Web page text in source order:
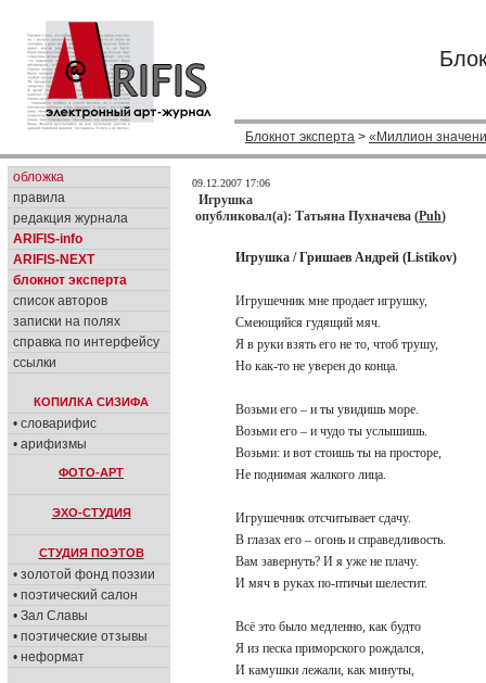
Блокнот эксперта > «Миллион
обложка
правила
редакция журнала
ARIFIS-info
ARIFIS-NEXT
блокнот эксперта
список авторов
записки на полях
справка по интерфейсу
ссылки
КОПИЛКА СИЗИФА
• словарифис
• арифизмы
ФОТО-АРТ
ЭХО-СТУДИЯ
СТУДИЯ ПОЭТОВ
• золотой фонд поэзии
• поэтический салон
• Зал Славы
• поэтические отзывы
• неформат
09.12.2007 17:06
Игрушка
опубликовал(а): Татьяна Пухначева (Puh)
Игрушка / Гришаев Андрей (Listikov)
Игрушечник мне продает игрушку,
Смеющийся гудящий мяч.
Я в руки взять его не то, чтоб трушу,
Но как-то не уверен до конца.
Возьми его – и ты увидишь море.
Возьми его – и чудо ты услышишь.
Возьми: и вот стоишь ты на просторе,
Не поднимая жалкого лица.
Игрушечник отсчитывает сдачу.
В глазах его – огонь и справедливость.
Вам завернуть? И я уже не плачу.
И мяч в руках по-птичьи шелестит.
Всё это было медленно, как будто
Я из песка приморского рождался,
И камушки лежали, как минуты,